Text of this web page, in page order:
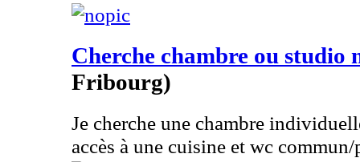
Cherche chambre ou studio
Fribourg)
Je cherche une chambre
accès à une cuisine et wc